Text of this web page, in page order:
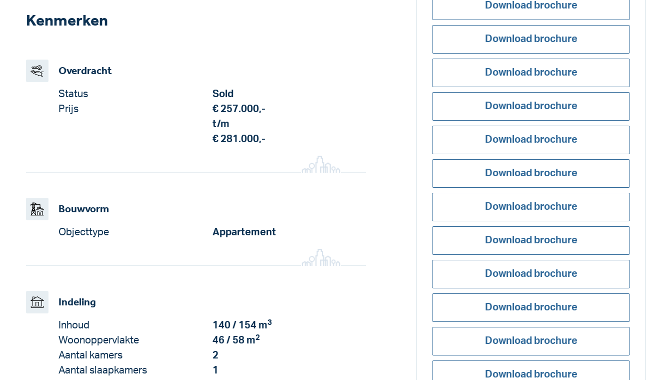
Kenmerken
Overdracht
Status
Sold
Prijs
€ 257.000,-
t/m
€ 281.000,-
Bouwvorm
Objecttype Appartement
Indeling
Inhoud 140 / 154 m3
Woonoppervlakte 46 / 58 m2
Aantal kamers
2
Aantal slaapkamers
1
Download brochure
Download brochure
Download brochure
Download brochure
Download brochure
Download brochure
Download brochure
Download brochure
Download brochure
Download brochure
Download brochure
Download brochure